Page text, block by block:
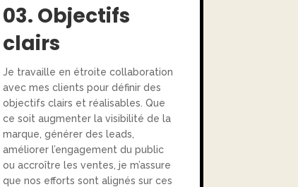
03. Objectifs
clairs
Je travaille en étroite collaboration
avec mes clients pour définir des
objectifs clairs et réalisables. Que
ce soit augmenter la visibilité de la
marque, générer des leads,
améliorer l’engagement du public
ou accroître les ventes, je m’assure
que nos efforts sont alignés sur ces